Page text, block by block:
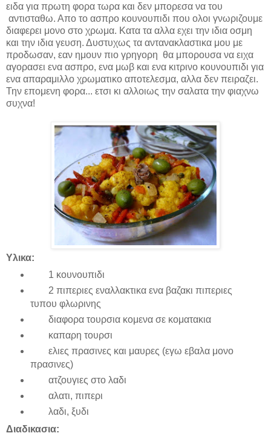
ειδα για πρωτη φορα τωρα και δεν μπορεσα να του
αντισταθω. Απο το ασπρο κουνουπιδι που ολοι γνωριζουμε
διαφερει μονο στο χρωμα. Κατα τα αλλα εχει την ιδια οσμη
και την ιδια γευση. Δυστυχως τα αντανακλαστικα μου με
προδωσαν, εαν ημουν πιο γρηγορη θα μπορουσα να ειχα
αγορασει ενα ασπρο, ενα μωβ και ενα κιτρινο κουνουπιδι για
ενα απαραμιλλο χρωματικο αποτελεσμα, αλλα δεν πειραζει.
Την επομενη φορα... ετσι κι αλλοιως την σαλατα την φιαχνω
συχνα!
Υλικα:
1 κουνουπιδι
2 πιπεριες εναλλακτικα ενα βαζακι πιπεριες
τυπου φλωρινης
διαφορα τουρσια κομενα σε κοματακια
καπαρη τουρσι
ελιες πρασινες και μαυρες (εγω εβαλα μονο
πρασινες)
ατζουγιες στο λαδι
αλατι, πιπερι
λαδι, ξυδι
Διαδικασια: